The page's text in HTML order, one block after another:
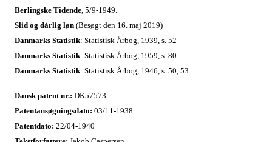
Berlingske Tidende, 5/9-1949.
Slid og dårlig løn (Besøgt den 16. maj 2019)
Danmarks Statistik: Statistisk Årbog, 1939, s. 52
Danmarks Statistik: Statistisk Årbog, 1959, s. 80
Danmarks Statistik: Statistisk Årbog, 1946, s. 50, 53
Dansk patent nr.: DK57573
Patentansøgningsdato: 03/11-1938
Patentdato: 22/04-1940